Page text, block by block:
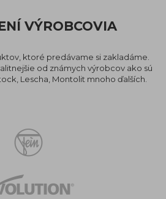
VÝROBCOVIA
ktoré predávame si zakladáme.
od známych výrobcov ako sú
Lescha, Montolit mnoho ďalších.